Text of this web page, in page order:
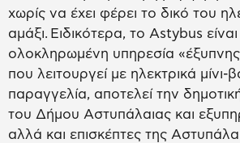
χωρίς να έχει φέρει το δικό του
αμάξι. Ειδικότερα, το Astybus είναι
ολοκληρωμένη υπηρεσία
που λειτουργεί με ηλεκτρικά μίνι-
παραγγελία, αποτελεί την
του Δήμου Αστυπάλαιας και
αλλά και επισκέπτες της